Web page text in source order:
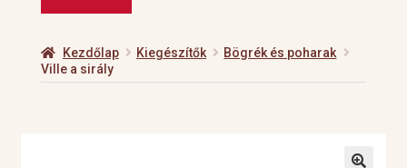
Kezdőlap Kiegészítők
Bögrék és poharak
Ville a sirály